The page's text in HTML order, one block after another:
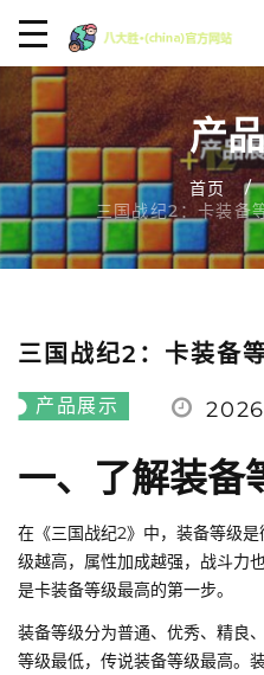
产
首页
三国战纪2：卡装备
三国战纪2：卡装备
产品展示
一、了解装备
在《三国战纪2》中，装备等级
级越高，属性加成越强，战斗力
是卡装备等级最高的第一步。
装备等级分为普通、优秀、精良
等级最低，传说装备等级最高。